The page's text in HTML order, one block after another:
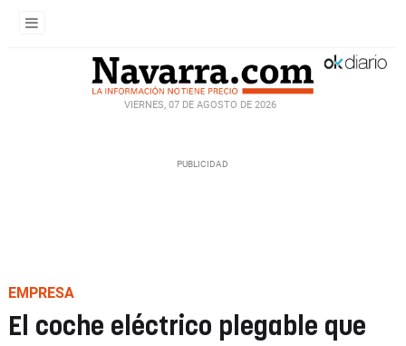
VIERNES, 07 DE AGOSTO DE 2026
EMPRESA
El coche eléctrico plegable que